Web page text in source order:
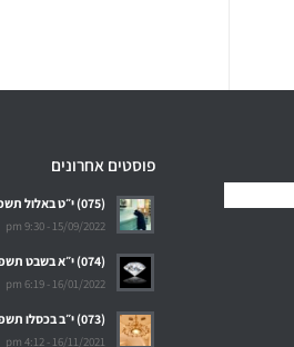
פוסטים אחרונים
(075) י״ט באלול תשפ״ב 14.09.2022
15/09/2022 - 9:30 pm
(074) י״א בשבט תשפ״ב 12.01.2022
16/01/2022 - 6:19 pm
(073) י״ב בכסלו תשפ״א 15.11.2021
16/11/2021 - 4:12 pm